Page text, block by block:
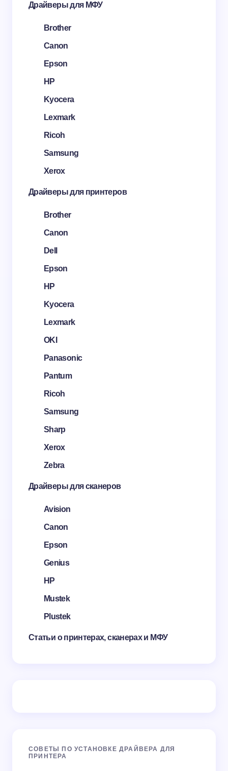
Драйверы для МФУ
Brother
Canon
Epson
HP
Kyocera
Lexmark
Ricoh
Samsung
Xerox
Драйверы для принтеров
Brother
Canon
Dell
Epson
HP
Kyocera
Lexmark
OKI
Panasonic
Pantum
Ricoh
Samsung
Sharp
Xerox
Zebra
Драйверы для сканеров
Avision
Canon
Epson
Genius
HP
Mustek
Plustek
Статьи о принтерах, сканерах и МФУ
СОВЕТЫ ПО УСТАНОВКЕ ДРАЙВЕРА ДЛЯ
ПРИНТЕРА